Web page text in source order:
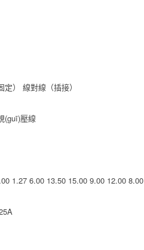
）
線對線（插接）
(guī)壓線
1.27 6.00 13.50 15.00 9.00 12.00 8.00